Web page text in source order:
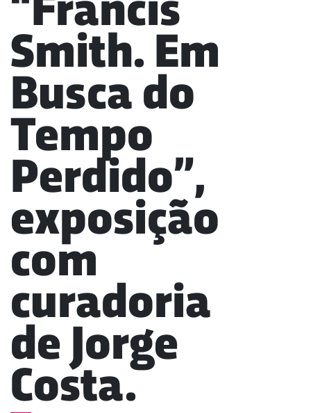
“Francis
Smith. Em
Busca do
Tempo
Perdido”,
exposição
com
curadoria
de Jorge
Costa.